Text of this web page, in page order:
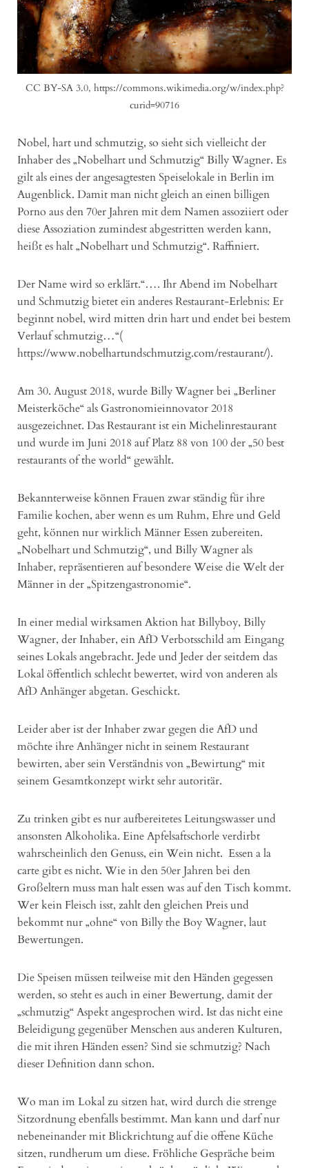
CC BY-SA 3.0, https://commons.wikimedia.org/w/index.php?
curid=90716
Nobel, hart und schmutzig, so sieht sich vielleicht der
Inhaber des „Nobelhart und Schmutzig“ Billy Wagner. Es
gilt als eines der angesagtesten Speiselokale in Berlin im
Augenblick. Damit man nicht gleich an einen billigen
Porno aus den 70er Jahren mit dem Namen assoziiert oder
diese Assoziation zumindest abgestritten werden kann,
heißt es halt „Nobelhart und Schmutzig“. Raffiniert.
Der Name wird so erklärt.“…. Ihr Abend im Nobelhart
und Schmutzig bietet ein anderes Restaurant-Erlebnis: Er
beginnt nobel, wird mitten drin hart und endet bei bestem
Verlauf schmutzig…“(
https://www.nobelhartundschmutzig.com/restaurant/).
Am 30. August 2018, wurde Billy Wagner bei „Berliner
Meisterköche“ als Gastronomieinnovator 2018
ausgezeichnet. Das Restaurant ist ein Michelinrestaurant
und wurde im Juni 2018 auf Platz 88 von 100 der „50 best
restaurants of the world“ gewählt.
Bekannterweise können Frauen zwar ständig für ihre
Familie kochen, aber wenn es um Ruhm, Ehre und Geld
geht, können nur wirklich Männer Essen zubereiten.
„Nobelhart und Schmutzig“, und Billy Wagner als
Inhaber, repräsentieren auf besondere Weise die Welt der
Männer in der „Spitzengastronomie“.
In einer medial wirksamen Aktion hat Billyboy, Billy
Wagner, der Inhaber, ein AfD Verbotsschild am Eingang
seines Lokals angebracht. Jede und Jeder der seitdem das
Lokal öffentlich schlecht bewertet, wird von anderen als
AfD Anhänger abgetan. Geschickt.
Leider aber ist der Inhaber zwar gegen die AfD und
möchte ihre Anhänger nicht in seinem Restaurant
bewirten, aber sein Verständnis von „Bewirtung“ mit
seinem Gesamtkonzept wirkt sehr autoritär.
Zu trinken gibt es nur aufbereitetes Leitungswasser und
ansonsten Alkoholika. Eine Apfelsaftschorle verdirbt
wahrscheinlich den Genuss, ein Wein nicht. Essen a la
carte gibt es nicht. Wie in den 50er Jahren bei den
Großeltern muss man halt essen was auf den Tisch kommt.
Wer kein Fleisch isst, zahlt den gleichen Preis und
bekommt nur „ohne“ von Billy the Boy Wagner, laut
Bewertungen.
Die Speisen müssen teilweise mit den Händen gegessen
werden, so steht es auch in einer Bewertung, damit der
„schmutzig“ Aspekt angesprochen wird. Ist das nicht eine
Beleidigung gegenüber Menschen aus anderen Kulturen,
die mit ihren Händen essen? Sind sie schmutzig? Nach
dieser Definition dann schon.
Wo man im Lokal zu sitzen hat, wird durch die strenge
Sitzordnung ebenfalls bestimmt. Man kann und darf nur
nebeneinander mit Blickrichtung auf die offene Küche
sitzen, rundherum um diese. Fröhliche Gespräche beim